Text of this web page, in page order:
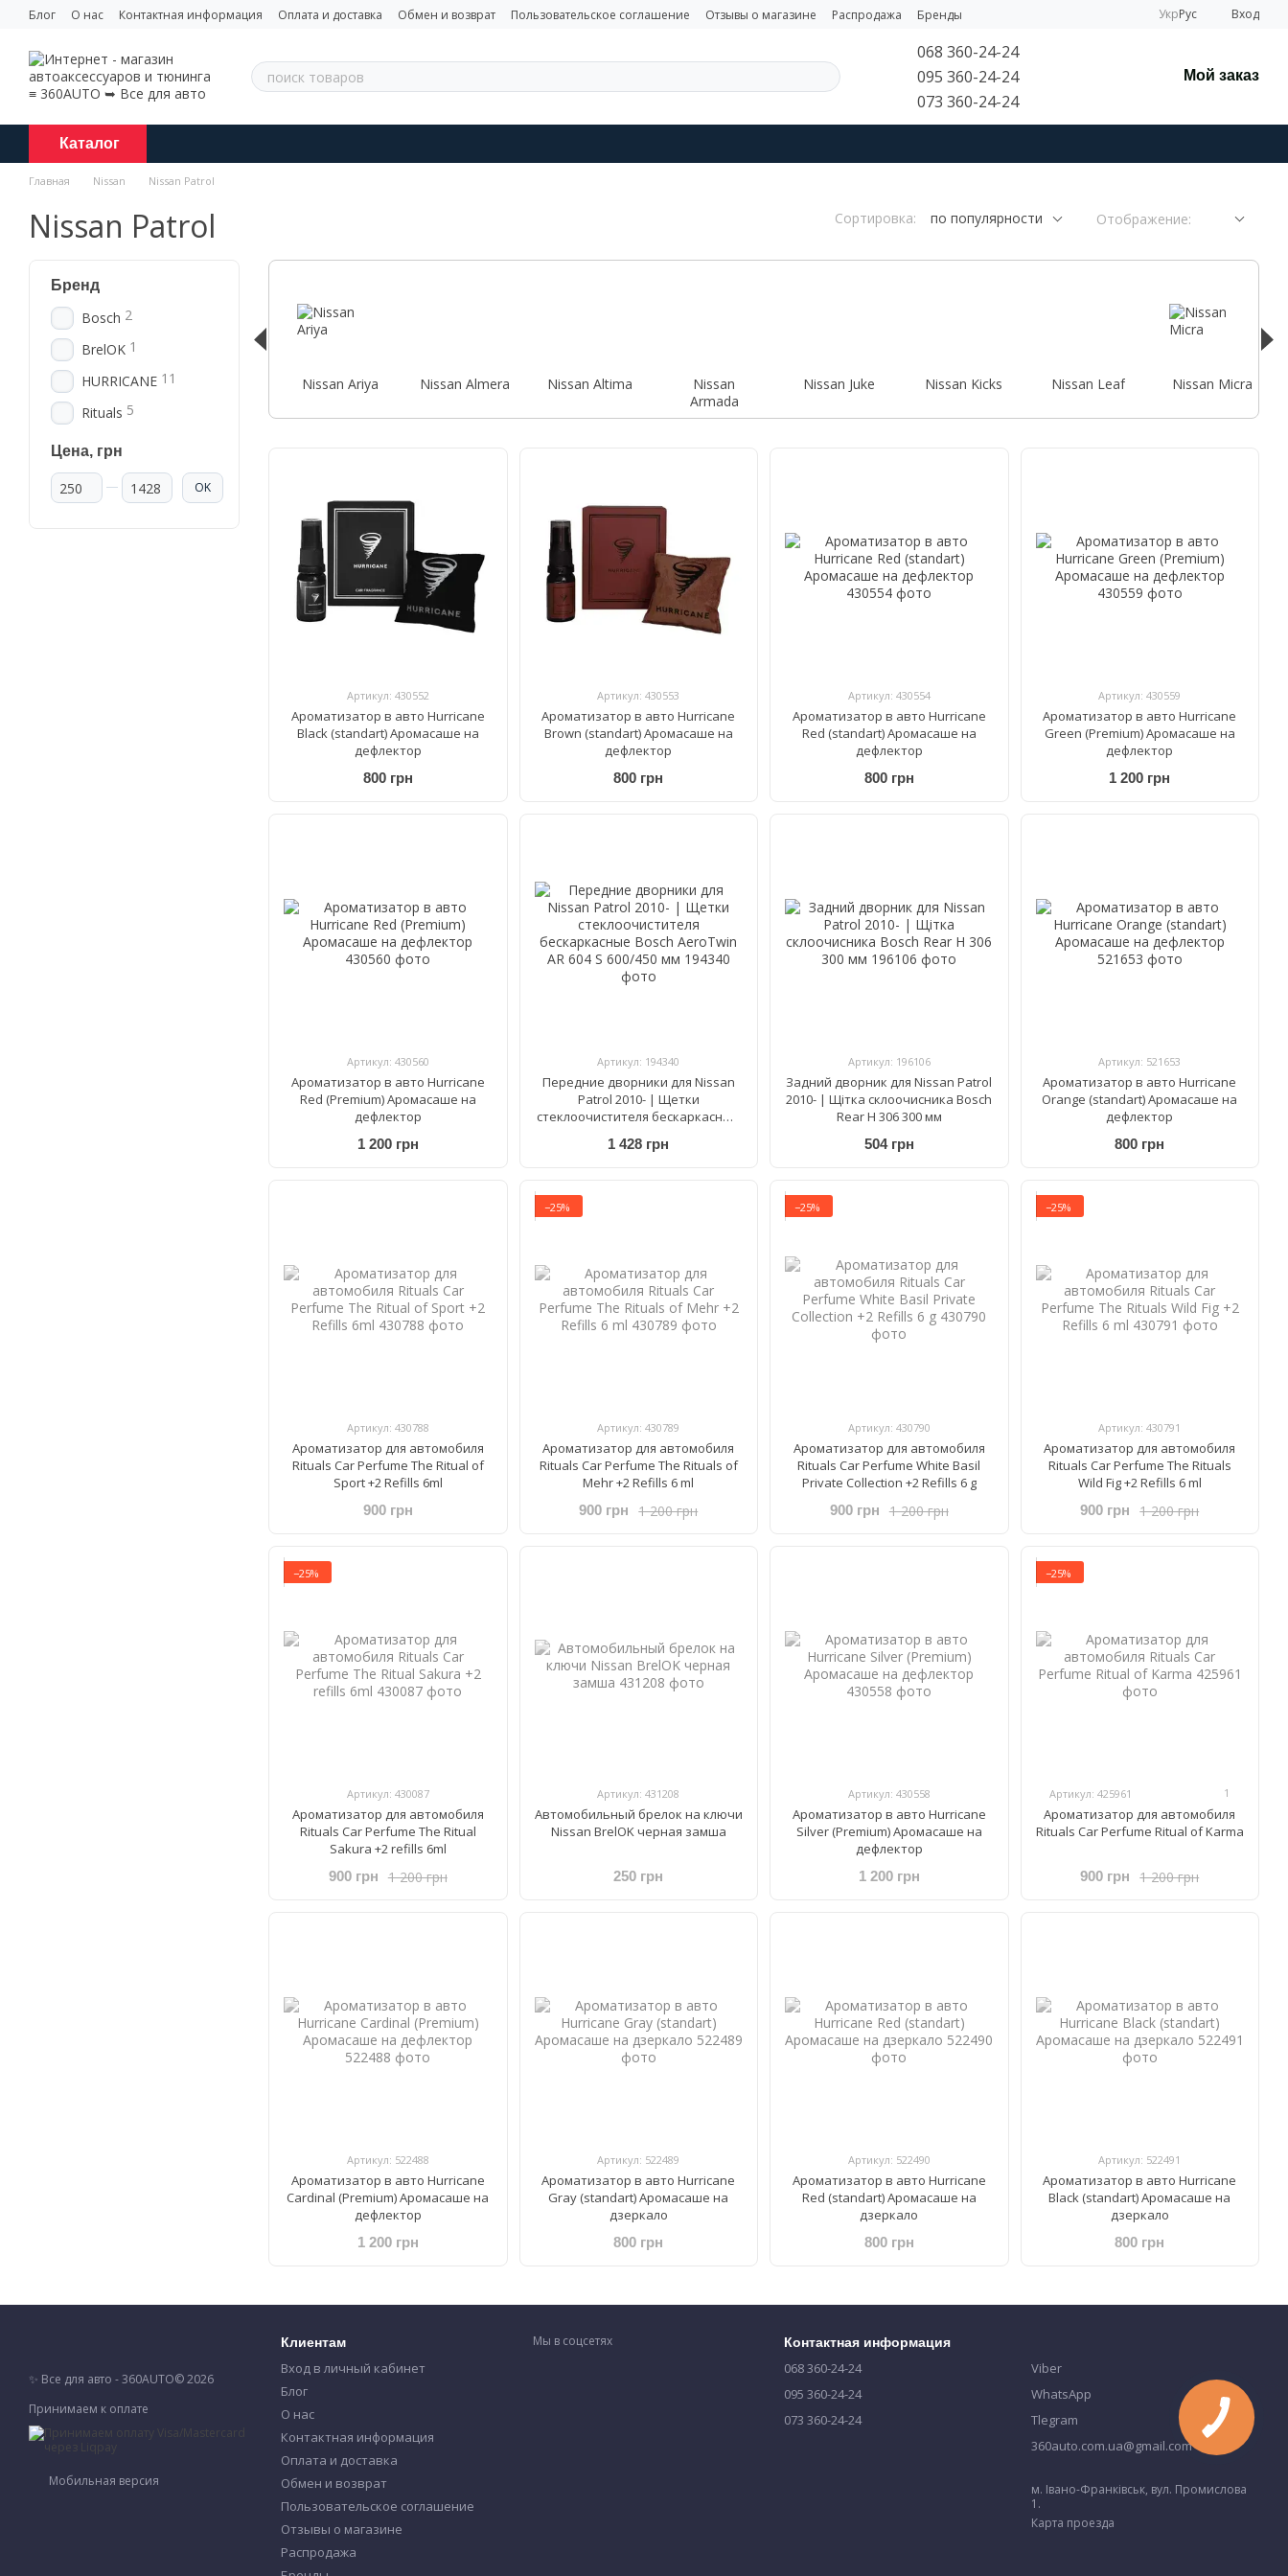
Перейти к основному контенту
Блог О нас Контактная информация Оплата и доставка Обмен и возврат Пользовательское соглашение Отзывы о магазине Распродажа Бренды УкрРус Вход
068 360-24-24
095 360-24-24
073 360-24-24
Мой заказ
Каталог
Главная Nissan Nissan Patrol
Nissan Patrol Сортировка: по популярности Отображение:
Nissan Ariya Nissan Almera Nissan Altima
Nissan
Armada
Nissan Juke Nissan Kicks Nissan Leaf Nissan Micra
Артикул: 430552
Ароматизатор в авто Hurricane
Black (standart) Аромасаше на
дефлектор
800 грн
Артикул: 430553
Ароматизатор в авто Hurricane
Brown (standart) Аромасаше на
дефлектор
800 грн
Артикул: 430554
Ароматизатор в авто Hurricane
Red (standart) Аромасаше на
дефлектор
800 грн
Артикул: 430559
Ароматизатор в авто Hurricane
Green (Premium) Аромасаше на
дефлектор
1 200 грн
Артикул: 430560
Ароматизатор в авто Hurricane
Red (Premium) Аромасаше на
дефлектор
1 200 грн
Артикул: 194340
Передние дворники для Nissan
Patrol 2010- | Щетки
стеклоочистителя бескаркасные
мм
1 428 грн
Артикул: 196106
Задний дворник для Nissan Patrol
2010- | Щітка склоочисника Bosch
Rear H 306 300 мм
504 грн
Артикул: 521653
Ароматизатор в авто Hurricane
Orange (standart) Аромасаше на
дефлектор
800 грн
Артикул: 430788
Ароматизатор для автомобиля
Rituals Car Perfume The Ritual of
Sport +2 Refills 6ml
900 грн
−25%
Артикул: 430789
Ароматизатор для автомобиля
Rituals ​Car Perfume The Rituals of
Mehr +2 Refills 6 ml
1 200 грн
900 грн
−25%
Артикул: 430790
Ароматизатор для автомобиля
Rituals ​Car Perfume ​White Basil
Private Collection +2 Refills 6 g
1 200 грн
900 грн
−25%
Артикул: 430791
Ароматизатор для автомобиля
Rituals ​Car Perfume The Rituals
Wild Fig +2 Refills 6 ml
1 200 грн
900 грн
−25%
Артикул: 430087
Ароматизатор для автомобиля
Rituals ​Car Perfume The Ritual
Sakura +2 refills 6ml
1 200 грн
900 грн
Артикул: 431208
Автомобильный брелок на ключи
Nissan BrelOK черная замша
250 грн
Артикул: 430558
Ароматизатор в авто Hurricane
Silver (Premium) Аромасаше на
дефлектор
1 200 грн
−25%
Артикул: 425961 1
Ароматизатор для автомобиля
Rituals Car Perfume Ritual of Karma
1 200 грн
900 грн
Артикул: 522488
Ароматизатор в авто Hurricane
Cardinal (Premium) Аромасаше на
дефлектор
1 200 грн
Артикул: 522489
Ароматизатор в авто Hurricane
Gray (standart) Аромасаше на
дзеркало
800 грн
Артикул: 522490
Ароматизатор в авто Hurricane
Red (standart) Аромасаше на
дзеркало
800 грн
Артикул: 522491
Ароматизатор в авто Hurricane
Black (standart) Аромасаше на
дзеркало
800 грн
Бренд
Bosch 2
BrelOK 1
HURRICANE 11
Rituals 5
Цена, грн
От Цена, грн
До Цена, грн OK
✨ Все для авто - 360AUTO© 2026
Принимаем к оплате
Мобильная версия
Клиентам
Вход в личный кабинет
Блог
О нас
Контактная информация
Оплата и доставка
Обмен и возврат
Пользовательское соглашение
Отзывы о магазине
Распродажа
Мы в соцсетях Контактная информация
068 360-24-24
095 360-24-24
073 360-24-24
Viber
WhatsApp
Tlegram
360auto.com.ua@gmail.com
м. Івано-Франківськ, вул. Промислова
1.
Карта проезда